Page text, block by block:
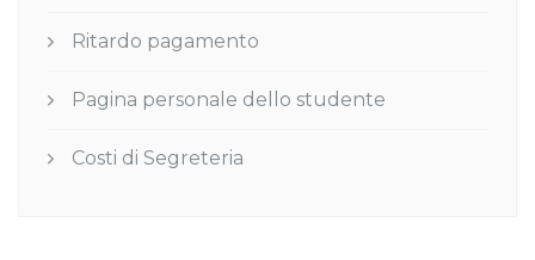
Ritardo pagamento
Pagina personale dello studente
Costi di Segreteria